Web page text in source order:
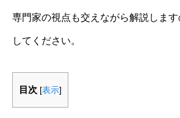
専門家の視点も交えながら解説しま
してください。
目次 [表示]